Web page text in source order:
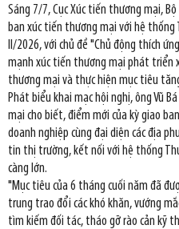
Sáng 7/7, Cục Xúc tiến thương mại,
ban xúc tiến thương mại với hệ thống
II/2026, với chủ đề "Chủ động thích
mạnh xúc tiến thương mại phát triển
thương mại và thực hiện mục tiêu
Phát biểu khai mạc hội nghị, ông Vũ
mại cho biết, điểm mới của kỳ giao
doanh nghiệp cùng đại diện các địa
tin thị trường, kết nối với hệ thống
càng lớn.
"Mục tiêu của 6 tháng cuối năm đã
trung trao đổi các khó khăn, vướng
tìm kiếm đối tác, tháo gỡ rào cản kỹ